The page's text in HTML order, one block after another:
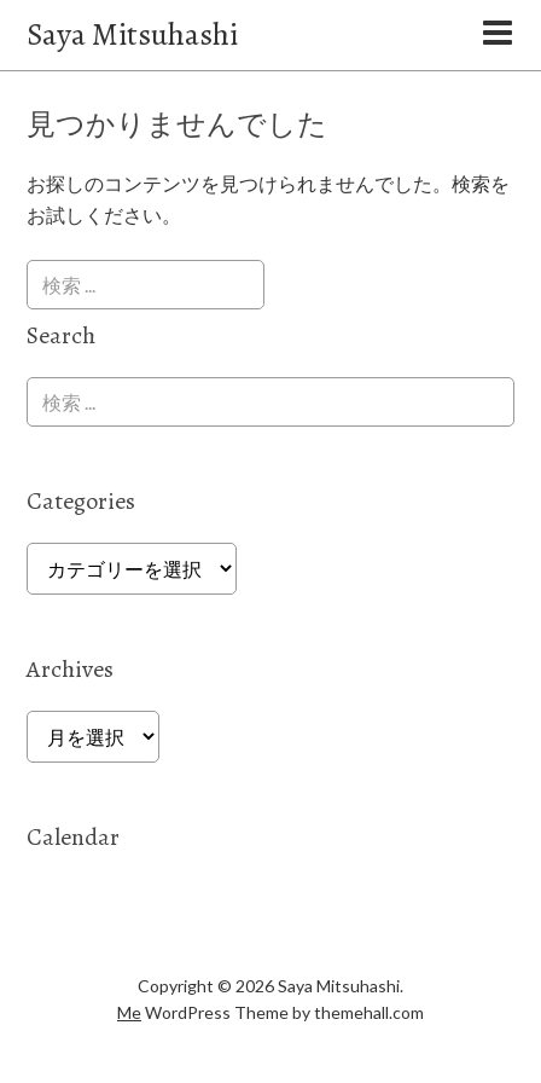
Saya Mitsuhashi
見つかりませんでした
お探しのコンテンツを見つけられませんでした。検索を
お試しください。
Search
Categories
Categories
Archives
Archives
Calendar
Copyright © 2026 Saya Mitsuhashi.
MeWordPress Theme by themehall.com